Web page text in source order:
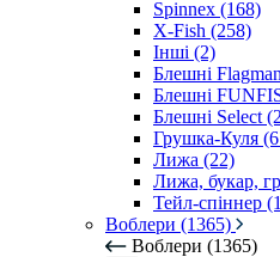
Spinnex (168)
X-Fish (258)
Інші (2)
Блешні
Блешні
Блешні Select
Грушка-Куля
Лижа (22)
Лижа, букар,
Тейл-спіннер
Воблери (1365)
Воблери (1365)